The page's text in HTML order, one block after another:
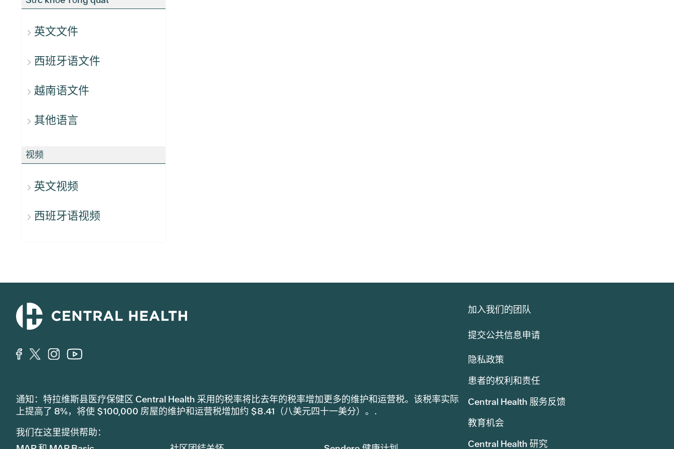
英文文件
西班牙语文件
越南语文件
其他语言
视频
英文视频
西班牙语视频
通知：特拉维斯县医疗保健区 Central Health 采用的税率将比去年的税率增加更多的维护和运营税。该税率实际
上提高了 8%，将使 $100,000 房屋的维护和运营税增加约 $8.41（八美元四十一美分）。.
我们在这里提供帮助：
加入我们的团队
提交公共信息申请
隐私政策
患者的权利和责任
Central Health 服务反馈
教育机会
Central Health 研究